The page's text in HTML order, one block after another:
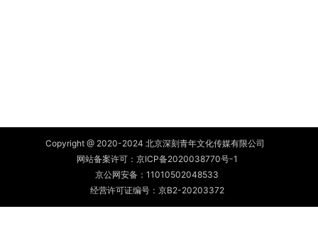
Copyright @ 2020-2024 北京深刻青年文化传媒有限公司
网站备案许可： 京ICP备2020038770号-1
京公网安备： 11010502048533
经营许可证编号：京B2-20203372